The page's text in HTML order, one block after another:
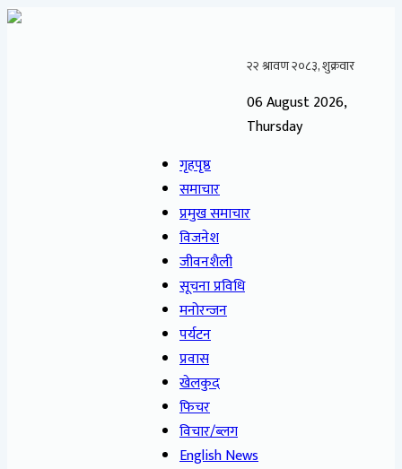
06 August 2026,
Thursday
गृहपृष्ठ
समाचार
प्रमुख समाचार
विजनेश
जीवनशैली
सूचना प्रविधि
मनोरन्जन
पर्यटन
प्रवास
खेलकुद
फिचर
विचार/ब्लग
English News